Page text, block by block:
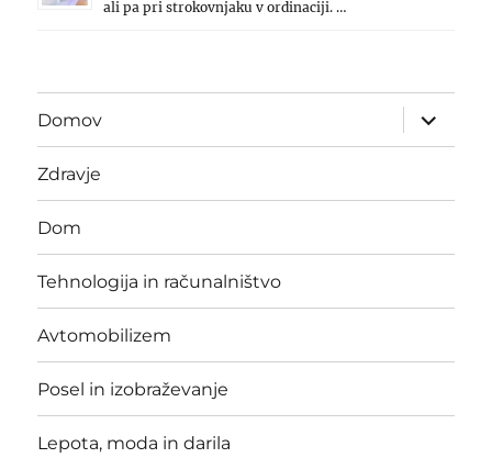
ali pa pri strokovnjaku v ordinaciji. …
Domov
expand
child
menu
Zdravje
Dom
Tehnologija in računalništvo
Avtomobilizem
Posel in izobraževanje
Lepota, moda in darila